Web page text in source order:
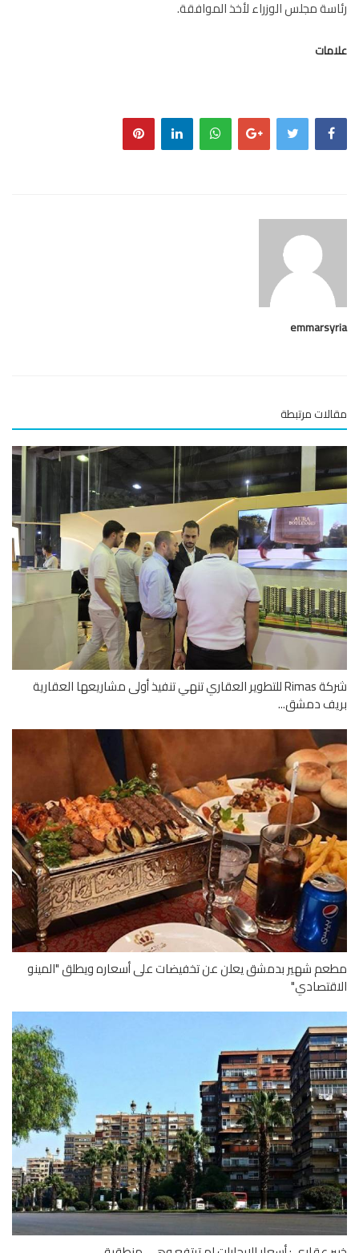
مجلس الوزراء لأخذ الموافقة.
مرتبطة
شركة Rimas للتطوير العقاري تنهي تنفيذ أولى مشاريعها العقارية
دمشق...
شهير بدمشق يعلن عن تخفيضات على أسعاره ويطلق "المينو